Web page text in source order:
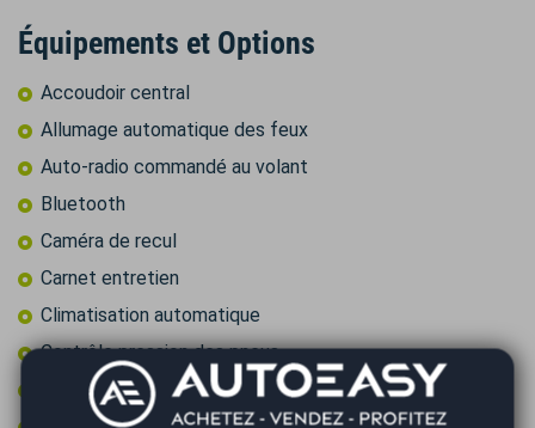
Équipements et Options
Accoudoir central
Allumage automatique des feux
Auto-radio commandé au volant
Bluetooth
Caméra de recul
Carnet entretien
Climatisation automatique
Contrôle pression des pneus
Détecteur de pluie